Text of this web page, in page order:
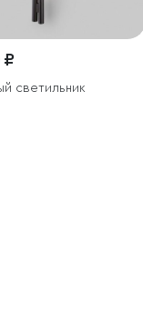
₽
светильник